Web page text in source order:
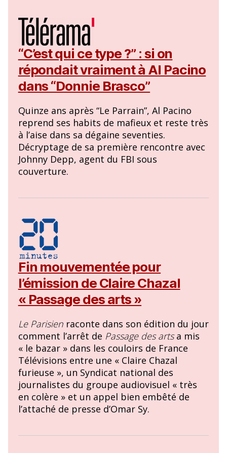
“C’est qui ce type ?” : si on
répondait vraiment à Al Pacino
dans “Donnie Brasco”
Quinze ans après “Le Parrain”, Al Pacino
reprend ses habits de mafieux et reste très
à l’aise dans sa dégaine seventies.
Décryptage de sa première rencontre avec
Johnny Depp, agent du FBI sous
couverture.
Fin mouvementée pour
l’émission de Claire Chazal
« Passage des arts »
Le Parisienraconte dans son édition du jour
comment l’arrêt de Passage des artsa mis
« le bazar » dans les couloirs de France
Télévisions entre une « Claire Chazal
furieuse », un Syndicat national des
journalistes du groupe audiovisuel « très
en colère » et un appel bien embêté de
l’attaché de presse d’Omar Sy.